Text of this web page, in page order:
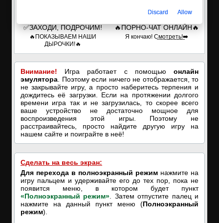
✅ЗАХОДИ, ПОДРОЧИМ!
🔥ПОКАЗЫВАЕМ НАШИ
ДЫРОЧКИ!🔥
🔥ПОРНО-ЧАТ ОНЛАЙН🔥
Я кончаю! С͟м͟о͟т͟р͟е͟т͟ь͟!➡️
Внимание! Игра работает с помощью онлайн
эмулятора . Поэтому если ничего не отображается, то
не закрывайте игру, а просто наберитесь терпения и
дождитесь её загрузки. Если на протяжении долгого
времени игра так и не загрузилась, то скорее всего
ваше устройство не достаточно мощное для
воспроизведения этой игры. Поэтому не
расстраивайтесь, просто найдите другую игру на
нашем сайте и поиграйте в неё!
Сделать на весь экран:
Для перехода в полноэкранный режим нажмите на
игру пальцем и удерживайте его до тех пор, пока не
появится меню, в котором будет пункт
«Полноэкранный режим» . Затем отпустите палец и
нажмите на данный пункт меню (Полноэкранный
режим).
Discard Allow